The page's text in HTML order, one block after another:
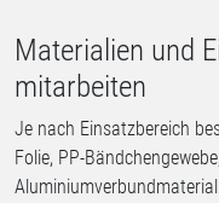
Materialien und
mitarbeiten
Je nach Einsatzbereich
Folie, PP-